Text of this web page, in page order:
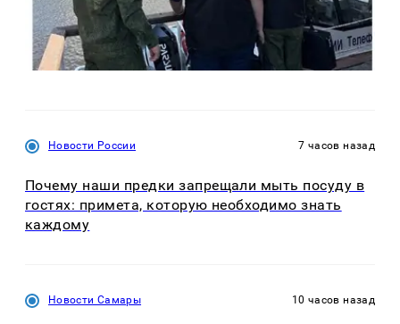
Новости России 7 часов назад
Почему наши предки запрещали мыть посуду в
гостях: примета, которую необходимо знать
каждому
Новости Самары 10 часов назад